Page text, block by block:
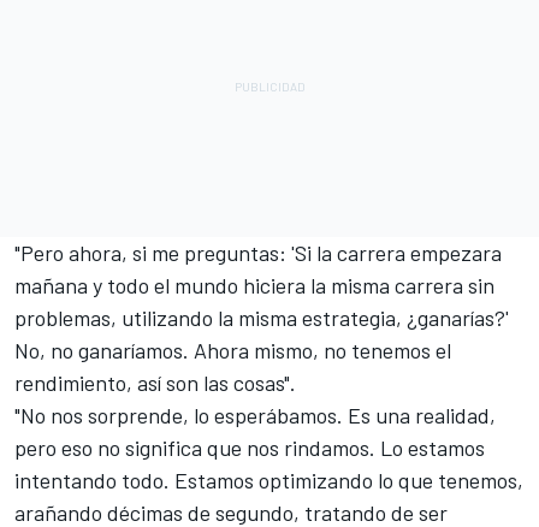
"Pero ahora, si me preguntas: 'Si la carrera empezara
mañana y todo el mundo hiciera la misma carrera sin
problemas, utilizando la misma estrategia, ¿ganarías?'
No, no ganaríamos. Ahora mismo, no tenemos el
rendimiento, así son las cosas".
"No nos sorprende, lo esperábamos. Es una realidad,
pero eso no significa que nos rindamos. Lo estamos
intentando todo. Estamos optimizando lo que tenemos,
arañando décimas de segundo, tratando de ser